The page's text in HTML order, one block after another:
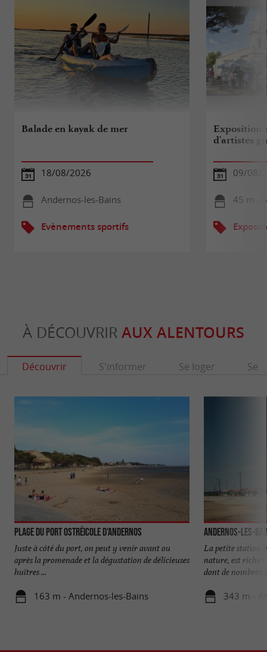
Balade en kayak de mer
18/08/2026
Andernos-les-Bains
Evènements sportifs
Exposition
d'artistes
09/08/
45 m -
À DÉCOUVRIR AUX ALENTOURS
Découvrir S'informer Se loger Se
Plage du Port Ostréicole d'Andernos
Juste à côté du port, on peut y venir avant ou
après la promenade et la dégustation de délicieuses
huîtres ...
163 m - Andernos-les-Bains
Andernos-les-
La petite station
nature, est riche
dont de
343 m -